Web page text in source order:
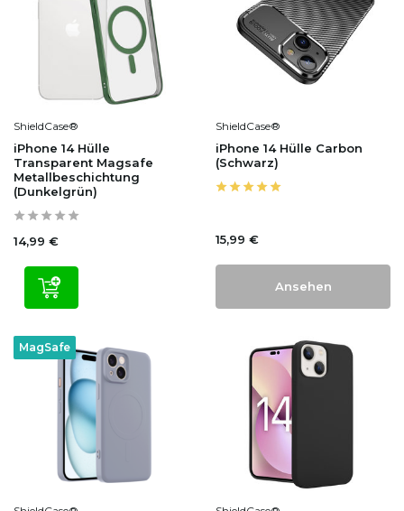
ShieldCase®
iPhone 14 Hülle
Transparent Magsafe
Metallbeschichtung
(Dunkelgrün)
14,99 €
ShieldCase®
iPhone 14 Hülle Carbon
(Schwarz)
15,99 €
Ansehen
MagSafe